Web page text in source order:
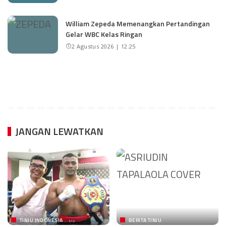
William Zepeda Memenangkan Pertandingan
Gelar WBC Kelas Ringan
2 Agustus 2026 | 12:25
JANGAN LEWATKAN
TINJU INDONESIA BERITA TINJU